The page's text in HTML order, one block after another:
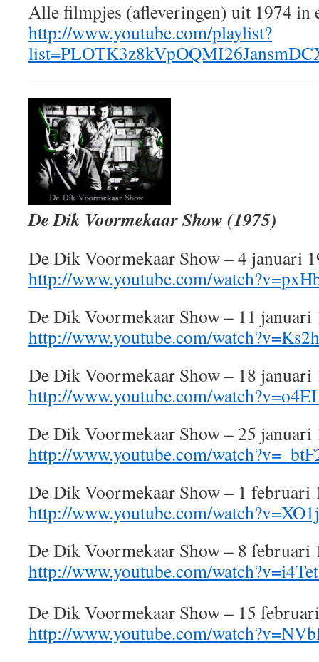
Alle filmpjes (afleveringen) uit 1974 in
http://www.youtube.com/playlist?
De Dik Voormekaar Show (1975)
De Dik Voormekaar Show – 4 januari
http://www.youtube.com/
De Dik Voormekaar Show – 11 januari
http://www.youtube.com/
De Dik Voormekaar Show – 18 januari
http://www.youtube.com/
De Dik Voormekaar Show – 25 januari
http://www.youtube.com/
De Dik Voormekaar Show – 1 februari
http://www.youtube.com/
De Dik Voormekaar Show – 8 februari
http://www.youtube.com/
De Dik Voormekaar Show – 15
http://www.youtube.com/